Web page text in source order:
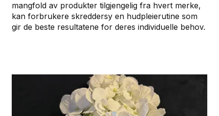
mangfold av produkter tilgjengelig fra hvert merke,
kan forbrukere skreddersy en hudpleierutine som
gir de beste resultatene for deres individuelle behov.